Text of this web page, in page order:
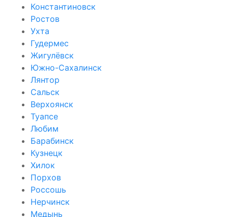
Константиновск
Ростов
Ухта
Гудермес
Жигулёвск
Южно-Сахалинск
Лянтор
Сальск
Верхоянск
Туапсе
Любим
Барабинск
Кузнецк
Хилок
Порхов
Россошь
Нерчинск
Медынь